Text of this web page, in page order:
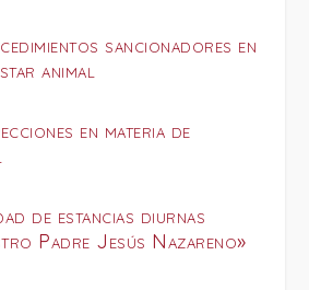
sancionadores en
animal
en materia de
de estancias diurnas
Padre Jesús Nazareno»